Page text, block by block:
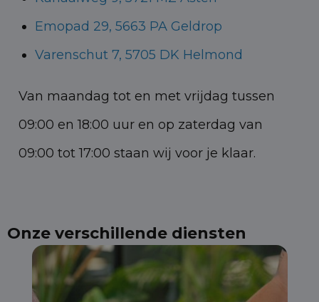
Emopad 29, 5663 PA Geldrop
Varenschut 7, 5705 DK Helmond
Van maandag tot en met vrijdag tussen
09:00 en 18:00 uur en op zaterdag van
09:00 tot 17:00 staan wij voor je klaar.
Onze verschillende diensten